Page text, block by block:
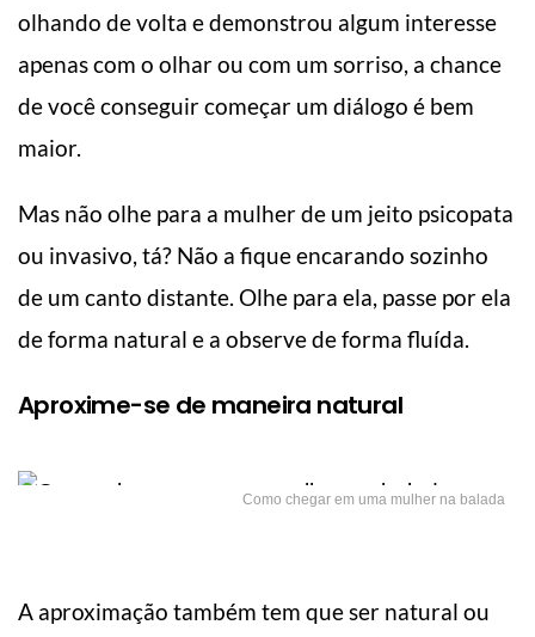
olhando de volta e demonstrou algum interesse
apenas com o olhar ou com um sorriso, a chance
de você conseguir começar um diálogo é bem
maior.
Mas não olhe para a mulher de um jeito psicopata
ou invasivo, tá? Não a fique encarando sozinho
de um canto distante. Olhe para ela, passe por ela
de forma natural e a observe de forma fluída.
Aproxime-se de maneira natural
Como chegar em uma mulher na balada
A aproximação também tem que ser natural ou